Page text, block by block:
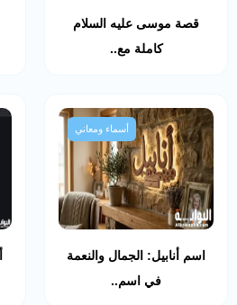
قصة موسى عليه السلام
كاملة مع..
أسماء ومعاني
اسم أنابيل: الجمال والنعمة
في اسم..